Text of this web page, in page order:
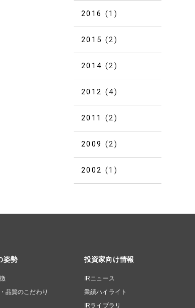
2016 (1)
2015 (2)
2014 (2)
2012 (4)
2011 (2)
2009 (2)
2002 (1)
姿勢
品質のこだわり
投資家向け情報
IRニュース
業績ハイライト
IRライブラリ